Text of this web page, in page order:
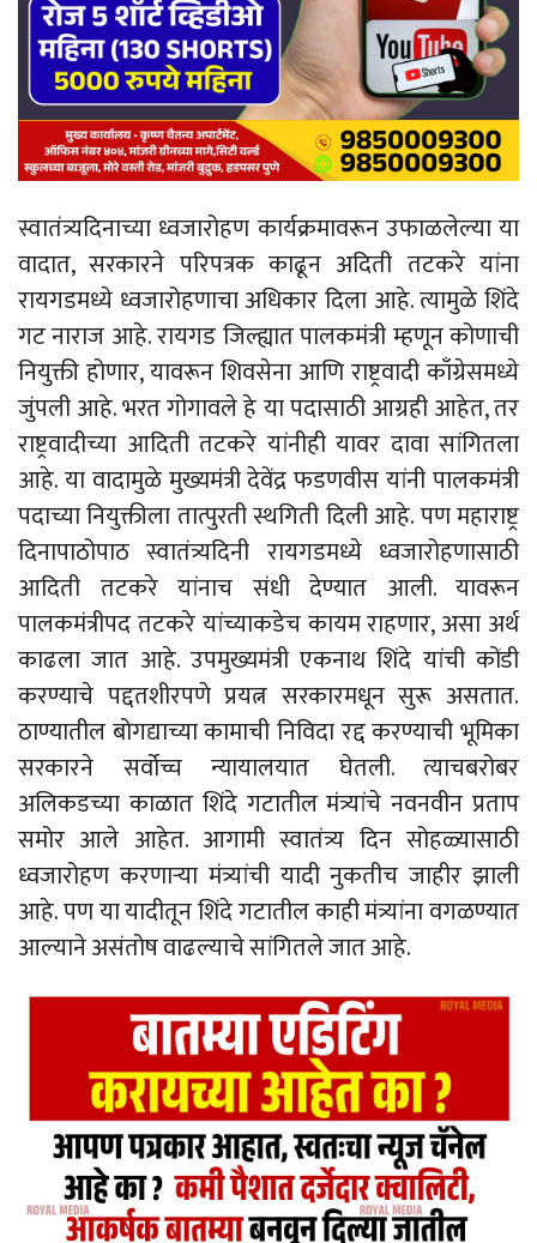
स्वातंत्र्यदिनाच्या ध्वजारोहण कार्यक्रमावरून उफाळलेल्या या
वादात, सरकारने परिपत्रक काढून अदिती तटकरे यांना
रायगडमध्ये ध्वजारोहणाचा अधिकार दिला आहे. त्यामुळे शिंदे
गट नाराज आहे. रायगड जिल्ह्यात पालकमंत्री म्हणून कोणाची
नियुक्ती होणार, यावरून शिवसेना आणि राष्ट्रवादी काँग्रेसमध्ये
जुंपली आहे. भरत गोगावले हे या पदासाठी आग्रही आहेत, तर
राष्ट्रवादीच्या आदिती तटकरे यांनीही यावर दावा सांगितला
आहे. या वादामुळे मुख्यमंत्री देवेंद्र फडणवीस यांनी पालकमंत्री
पदाच्या नियुक्तीला तात्पुरती स्थगिती दिली आहे. पण महाराष्ट्र
दिनापाठोपाठ स्वातंत्र्यदिनी रायगडमध्ये ध्वजारोहणासाठी
आदिती तटकरे यांनाच संधी देण्यात आली. यावरून
पालकमंत्रीपद तटकरे यांच्याकडेच कायम राहणार, असा अर्थ
काढला जात आहे. उपमुख्यमंत्री एकनाथ शिंदे यांची कोंडी
करण्याचे पद्दतशीरपणे प्रयत्न सरकारमधून सुरू असतात.
ठाण्यातील बोगद्याच्या कामाची निविदा रद्द करण्याची भूमिका
सरकारने सर्वोच्च न्यायालयात घेतली. त्याचबरोबर
अलिकडच्या काळात शिंदे गटातील मंत्र्यांचे नवनवीन प्रताप
समोर आले आहेत. आगामी स्वातंत्र्य दिन सोहळ्यासाठी
ध्वजारोहण करणाऱ्या मंत्र्यांची यादी नुकतीच जाहीर झाली
आहे. पण या यादीतून शिंदे गटातील काही मंत्र्यांना वगळण्यात
आल्याने असंतोष वाढल्याचे सांगितले जात आहे.